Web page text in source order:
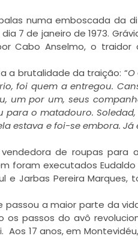
numa emboscada da
7 de janeiro de 1973.
Cabo Anselmo, o
a brutalidade da traição: “O
foi quem a entregou.
um por um, seus
o matadouro.
estava e foi-se embora.
de roupas para
foram executados Eudaldo
e Jarbas Pereira
a maior parte da
os passos do avô
Aos 17 anos, em